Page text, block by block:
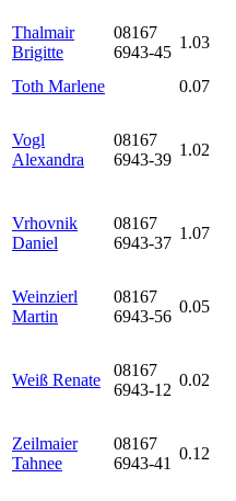
Thalmair
Brigitte
08167
6943-45
1.03
Toth Marlene
0.07
Vogl
Alexandra
08167
6943-39
1.02
Vrhovnik
Daniel
08167
6943-37
1.07
Weinzierl
Martin
08167
6943-56
0.05
Weiß Renate
08167
6943-12
0.02
Zeilmaier
Tahnee
08167
6943-41
0.12